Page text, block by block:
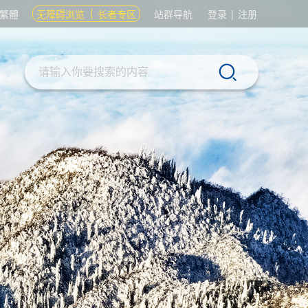
繁體 无障碍浏览 长者专区 站群导航 登录 | 注册